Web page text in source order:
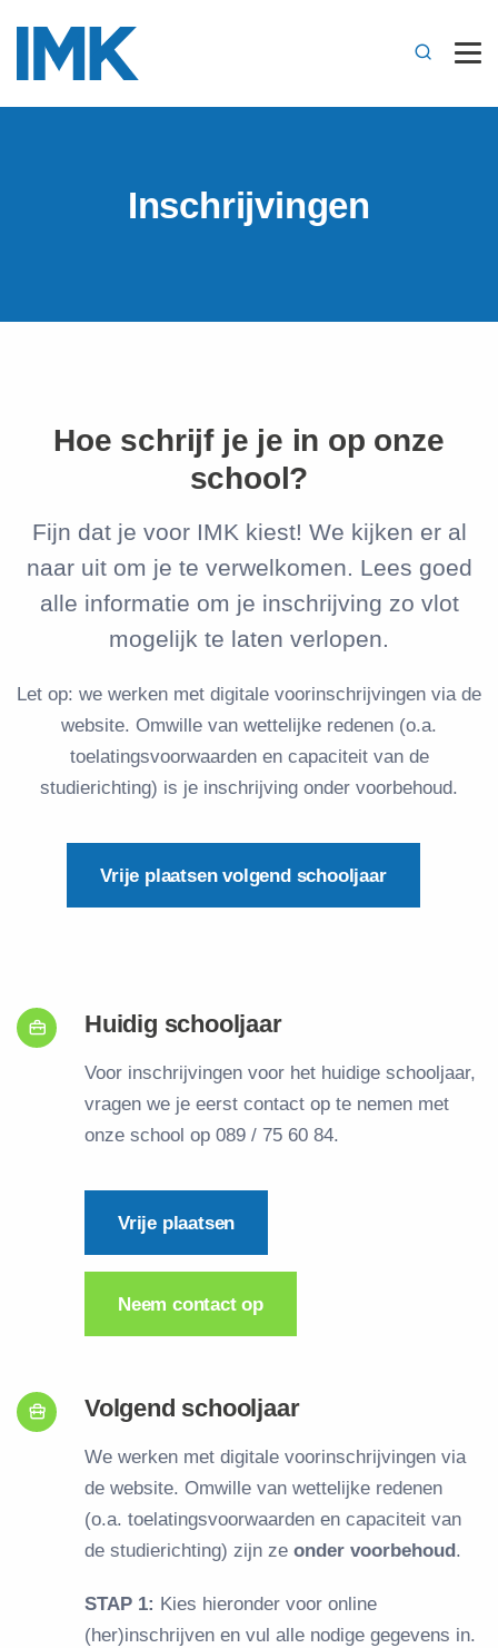
Inschrijvingen
Hoe schrijf je je in op onze
school?
Fijn dat je voor IMK kiest! We kijken er al
naar uit om je te verwelkomen. Lees goed
alle informatie om je inschrijving zo vlot
mogelijk te laten verlopen.
Let op: we werken met digitale voorinschrijvingen via de
website. Omwille van wettelijke redenen (o.a.
toelatingsvoorwaarden en capaciteit van de
studierichting) is je inschrijving onder voorbehoud.
Vrije plaatsen volgend schooljaar
Huidig schooljaar
Voor inschrijvingen voor het huidige schooljaar,
vragen we je eerst contact op te nemen met
onze school op 089 / 75 60 84.
Vrije plaatsen
Neem contact op
Volgend schooljaar
We werken met digitale voorinschrijvingen via
de website. Omwille van wettelijke redenen
(o.a. toelatingsvoorwaarden en capaciteit van
de studierichting) zijn ze onder voorbehoud.
STAP 1: Kies hieronder voor online
(her)inschrijven en vul alle nodige gegevens in.